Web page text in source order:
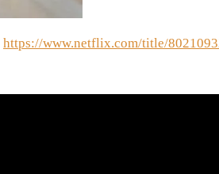
https://www.netflix.com/title/